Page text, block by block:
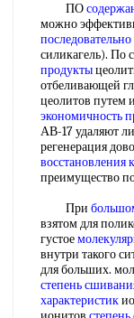
ПО
можно
последовательно
силикагель). По
продукты
отбеливающей
цеолитов путем
экономичность
АВ-17 удаляют
регенерация
восстановления
преимущество
При
взятом для
густое
внутри такого
для больших.
степень
характеристик